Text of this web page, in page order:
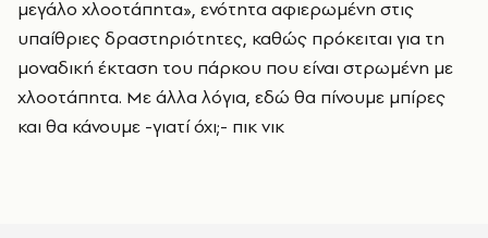
μεγάλο χλοοτάπητα», ενότητα αφιερωμένη στις
υπαίθριες δραστηριότητες, καθώς πρόκειται για τη
μοναδική έκταση του πάρκου που είναι στρωμένη με
χλοοτάπητα. Με άλλα λόγια, εδώ θα πίνουμε μπίρες
και θα κάνουμε -γιατί όχι;- πικ νικ